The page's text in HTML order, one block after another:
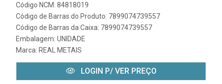
Código NCM: 84818019
Código de Barras do Produto: 7899074739557
Código de Barras da Caixa: 7899074739557
Embalagem: UNIDADE
Marca: REAL METAIS
LOGIN P/ VER PREÇO